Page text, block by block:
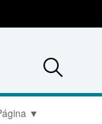
▼